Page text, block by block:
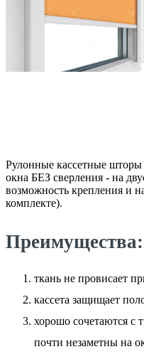
Рулонные кассетные шторы
окна БЕЗ сверления - на
возможность крепления и
комплекте).
Преимущества:
ткань не провисает
кассета защищает
хорошо сочетаются с
почти незаметны на